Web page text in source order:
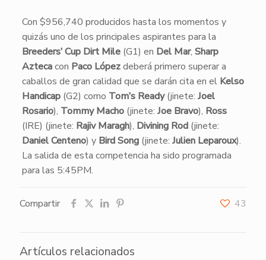
​Con $956,740 producidos hasta los momentos y
quizás uno de los principales aspirantes para la
Breeders’ Cup Dirt Mile(G1) en Del Mar, Sharp
Aztecacon Paco Lópezdeberá primero superar a
caballos de gran calidad que se darán cita en el Kelso
Handicap(G2) como Tom’s Ready(jinete: Joel
Rosario), Tommy Macho(jinete: Joe Bravo), Ross
(IRE) (jinete: Rajiv Maragh), Divining Rod(jinete:
Daniel Centeno) y Bird Song(jinete: Julien Leparoux).
La salida de esta competencia ha sido programada
para las 5:45PM.
Compartir 43
Artículos relacionados